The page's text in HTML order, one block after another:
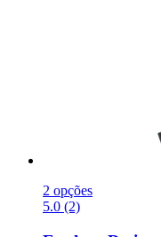
2 opções
5.0 (2)